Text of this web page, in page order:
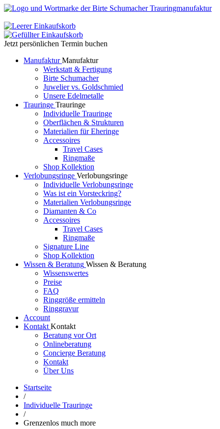
Jetzt persönlichen Termin buchen
Manufaktur Manufaktur
Werkstatt & Fertigung
Birte Schumacher
Juwelier vs. Goldschmied
Unsere Edelmetalle
Trauringe Trauringe
Individuelle Trauringe
Oberflächen & Strukturen
Materialien für Eheringe
Accessoires
Travel Cases
Ringmaße
Shop Kollektion
Verlobungsringe Verlobungsringe
Individuelle Verlobungsringe
Was ist ein Vorsteckring?
Materialien Verlobungsringe
Diamanten & Co
Accessoires
Travel Cases
Ringmaße
Signature Line
Shop Kollektion
Wissen & Beratung Wissen & Beratung
Wissenswertes
Preise
FAQ
Ringgröße ermitteln
Ringgravur
Account
Kontakt Kontakt
Beratung vor Ort
Onlineberatung
Concierge Beratung
Kontakt
Über Uns
Startseite
/
Individuelle Trauringe
/
Grenzenlos much more